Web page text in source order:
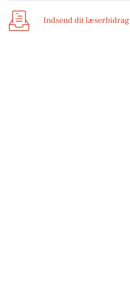
Indsend dit læserbidrag